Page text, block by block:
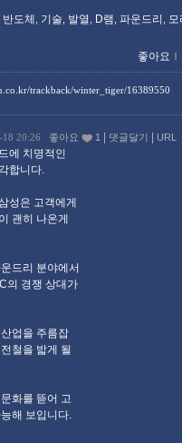
반도체 , 기술, 발열 , D램, 파운드리 , 모
좋아요 ｌ
trackback/winter_tiger/16389550
18 20:26 좋아요 1 댓글달기 URL
에 치명적인
합니다.
성은 고객에게
괜히 나온게
드리 분야에서
의 경쟁 상대가
업을 주름잡
철을 밟게 될
화를 뜯어 고
해 보입니다.